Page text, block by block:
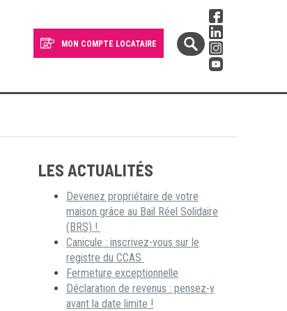
MON COMPTE LOCATAIRE
LES ACTUALITÉS
Devenez propriétaire de votre
maison grâce au Bail Réel Solidaire
(BRS) !
Canicule : inscrivez-vous sur le
registre du CCAS
Fermeture exceptionnelle
Déclaration de revenus : pensez-y
avant la date limite !